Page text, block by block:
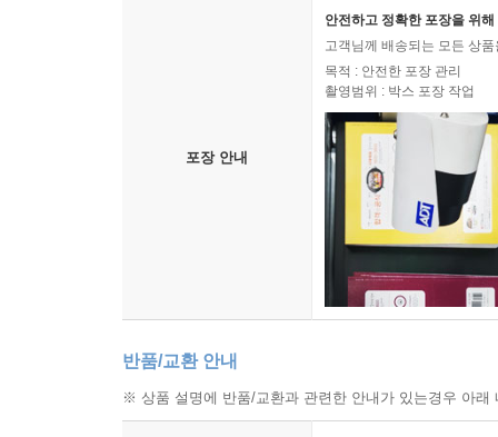
포장 안내
안전하고 정확한 포장을 위
고객님께 배송되는 모든 상
목적 : 안전한 포장 관리
촬영범위 : 박스 포장 작업
반품/교환 안내
※ 상품 설명에 반품/교환과 관련한 안내가 있는경우 아